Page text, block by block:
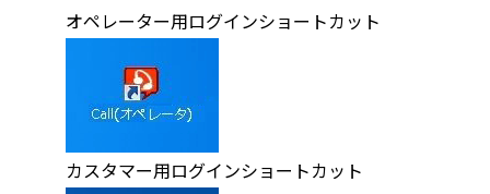
オペレーター用ログインショートカット
カスタマー用ログインショートカット